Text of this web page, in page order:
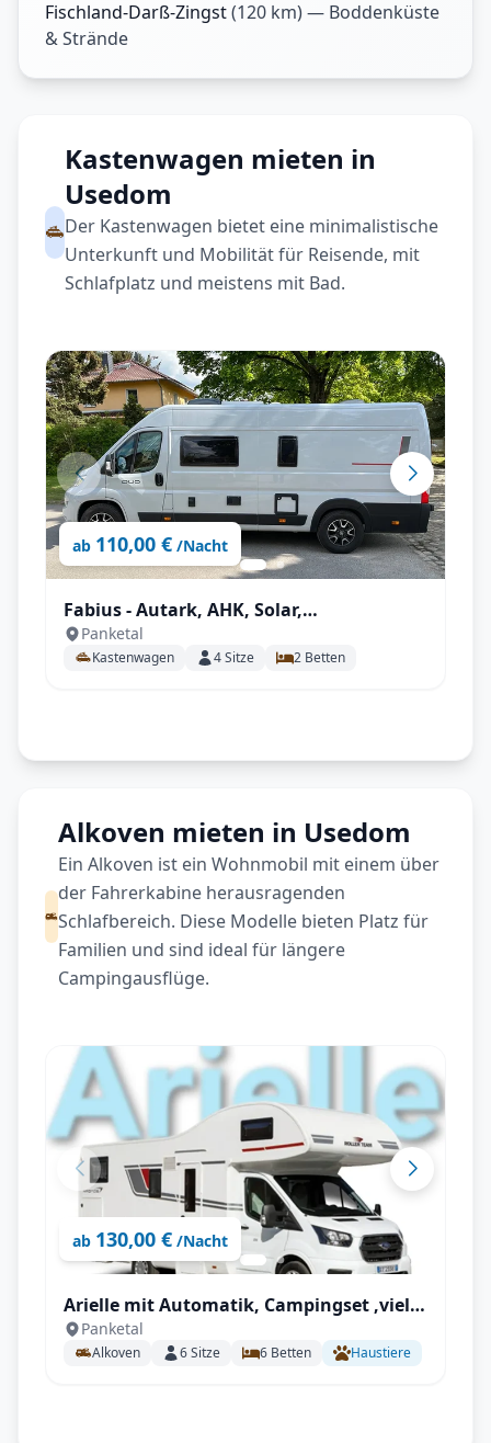
Fischland-Darß-Zingst(120 km) — Boddenküste
& Strände
Kastenwagen mieten in
Usedom
Der Kastenwagen bietet eine minimalistische
Unterkunft und Mobilität für Reisende, mit
Schlafplatz und meistens mit Bad.
ab 110,00 € /Nacht
Fabius - Autark, AHK, Solar,
Fahrradträger, Markise, Campingsset
uvm.
Panketal
Kastenwagen 4Sitze 2 Betten
Alkoven mieten in Usedom
Ein Alkoven ist ein Wohnmobil mit einem über
der Fahrerkabine herausragenden
Schlafbereich. Diese Modelle bieten Platz für
Familien und sind ideal für längere
Campingausflüge.
ab 130,00 € /Nacht
Arielle mit Automatik, Campingset ,viel
Staumöglichkeiten uvm.
Panketal
Alkoven 6Sitze 6 Betten Haustiere